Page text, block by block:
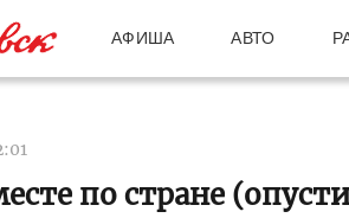
АФИША АВТО
по стране